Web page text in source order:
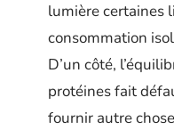
lumière certaines
consommation
D’un côté,
protéines fait
fournir autre